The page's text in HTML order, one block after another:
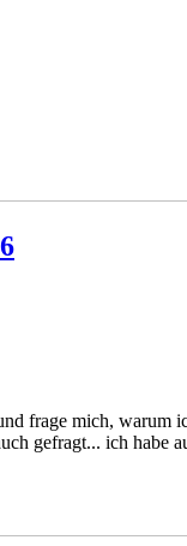
frage mich, warum
gefragt... ich